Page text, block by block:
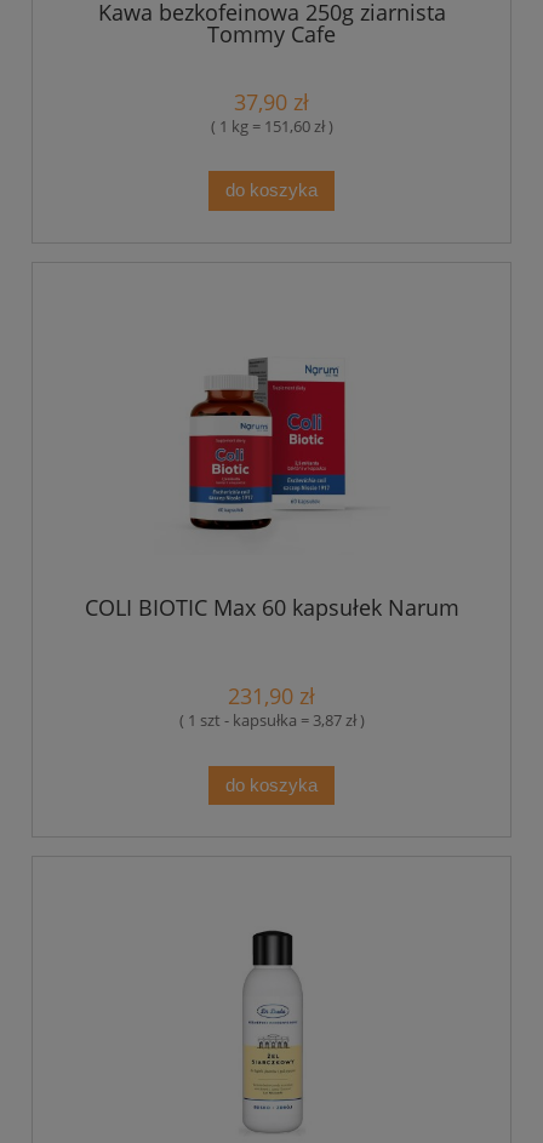
Kawa bezkofeinowa 250g ziarnista
Tommy Cafe
37,90 zł
( 1 kg = 151,60 zł )
do koszyka
COLI BIOTIC Max 60 kapsułek Narum
231,90 zł
( 1 szt - kapsułka = 3,87 zł )
do koszyka